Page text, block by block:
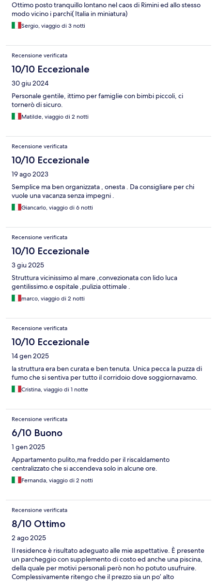
Ottimo posto tranquillo lontano nel caos di Rimini ed allo stesso
modo vicino i parchi( Italia in miniatura)
Sergio, viaggio di 3 notti
Recensione verificata
10/10 Eccezionale
30 giu 2024
Personale gentile, ittimo per famiglie con bimbi piccoli, ci
tornerò di sicuro.
Matilde, viaggio di 2 notti
Recensione verificata
10/10 Eccezionale
19 ago 2023
Semplice ma ben organizzata , onesta . Da consigliare per chi
vuole una vacanza senza impegni .
Giancarlo, viaggio di 6 notti
Recensione verificata
10/10 Eccezionale
3 giu 2025
Struttura vicinissimo al mare ,convezionata con lido luca
gentilissimo.e ospitale ,pulizia ottimale .
marco, viaggio di 2 notti
Recensione verificata
10/10 Eccezionale
14 gen 2025
la struttura era ben curata e ben tenuta. Unica pecca la puzza di
fumo che si sentiva per tutto il corridoio dove soggiornavamo.
Cristina, viaggio di 1 notte
Recensione verificata
6/10 Buono
1 gen 2025
Appartamento pulito,ma freddo per il riscaldamento
centralizzato che si accendeva solo in alcune ore.
Fernanda, viaggio di 2 notti
Recensione verificata
8/10 Ottimo
2 ago 2025
Il residence è risultato adeguato alle mie aspettative. È presente
un parcheggio con supplemento di costo ed anche una piscina,
della quale per motivi personali però non ho potuto usufruire.
Complessivamente ritengo che il prezzo sia un po’ alto